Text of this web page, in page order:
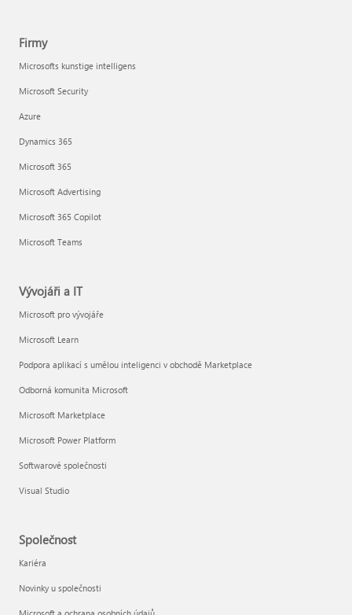
Firmy
Microsofts kunstige intelligens
Microsoft Security
Azure
Dynamics 365
Microsoft 365
Microsoft Advertising
Microsoft 365 Copilot
Microsoft Teams
Vývojáři a IT
Microsoft pro vývojáře
Microsoft Learn
Podpora aplikací s umělou inteligenci v obchodě Marketplace
Odborná komunita Microsoft
Microsoft Marketplace
Microsoft Power Platform
Softwarové společnosti
Visual Studio
Společnost
Kariéra
Novinky u společnosti